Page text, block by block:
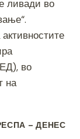
ливади во
во
на
– ДЕНЕС